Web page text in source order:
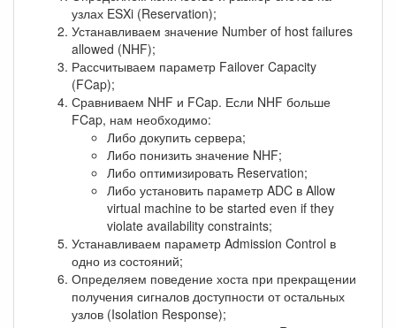
узлах ESXi (Reservation);
Устанавливаем значение Number of host failures
allowed (NHF);
Рассчитываем параметр Failover Capacity
(FCap);
Сравниваем NHF и FCap. Если NHF больше
FCap, нам необходимо:
Либо докупить сервера;
Либо понизить значение NHF;
Либо оптимизировать Reservation;
Либо установить параметр ADC в Allow
virtual machine to be started even if they
violate availability constraints;
Устанавливаем параметр Admission Control в
одно из состояний;
Определяем поведение хоста при прекращении
получения сигналов доступности от остальных
узлов (Isolation Response);